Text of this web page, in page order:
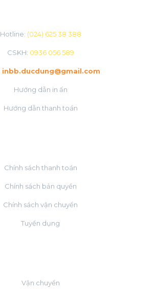
Hotline: (024) 625 38 388
CSKH: 0936 056 589
inbb.ducdung@gmail.com
Hướng dẫn in ấn
Hướng dẫn thanh toán
Chính sách thanh toán
Chính sách bản quyền
Chính sách vận chuyển
Tuyển dụng
Vận chuyển